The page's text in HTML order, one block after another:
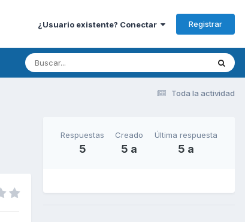
¿Usuario existente? Conectar Registrar
Toda la actividad
Respuestas
5
Creado
5 a
Última respuesta
5 a